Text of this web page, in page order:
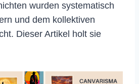
wurden systematisch
und dem kollektiven
Dieser Artikel holt sie